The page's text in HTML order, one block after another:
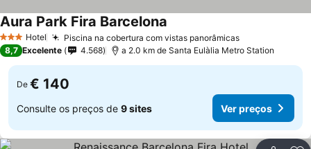
3 EstrelasHotel Piscina na cobertura com vistas panorâmicasVer preços
Aura Park Fira Barcelona
8,7 Excelente 4.568 a 2.0 km de Santa Eulàlia Metro Station
De € 140
Consulte os preços de 9 sites Ver preços